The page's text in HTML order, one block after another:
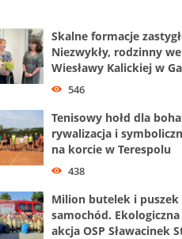
Skalne formacje
Niezwykły, rodzinny
Wiesławy Kalickiej w
546
Tenisowy hołd dla
rywalizacja i
na korcie w Terespolu
438
Milion butelek i puszek
samochód.
akcja OSP Sławacinek